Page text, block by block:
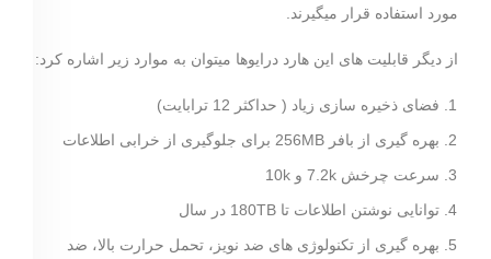
مورد استفاده قرار میگیرند.
از دیگر قابلیت های این هارد درایوها میتوان به موارد زیر اشاره کرد:
فضای ذخیره سازی زیاد ( حداکثر 12 ترابایت)
بهره گیری از بافر 256MB برای جلوگیری از خرابی اطلاعات
سرعت چرخش 7.2k و 10k
توانایی نوشتن اطلاعات تا 180TB در سال
بهره گیری از تکنولوژی های ضد نویز، تحمل حرارت بالا، ضد